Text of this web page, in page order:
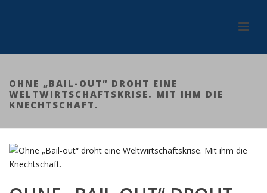
OHNE „BAIL-OUT“ DROHT EINE
WELTWIRTSCHAFTSKRISE. MIT IHM DIE
KNECHTSCHAFT.